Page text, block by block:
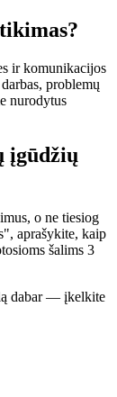
ir komunikacijos
problemų
nurodytus
įgūdžių
o ne tiesiog
aprašykite, kaip
šalims 3
dabar — įkelkite